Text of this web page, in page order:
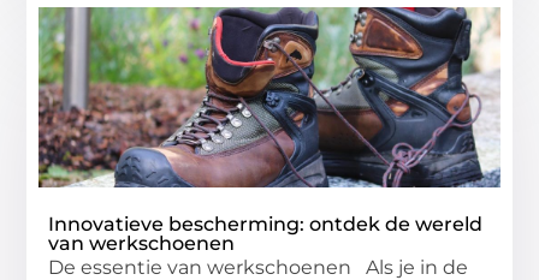
Innovatieve bescherming: ontdek de wereld
van werkschoenen
De essentie van werkschoenen Als je in de